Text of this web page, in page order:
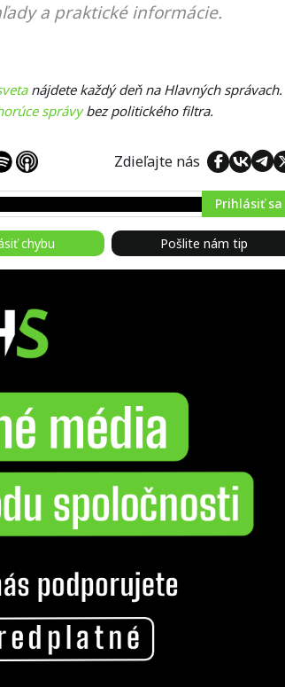
a praktické informácie.
nájdete každý deň na Hlavných správach.
správybez politického filtra.
Zdieľajte nás
Prihlásiť sa
chybu Pošlite nám tip